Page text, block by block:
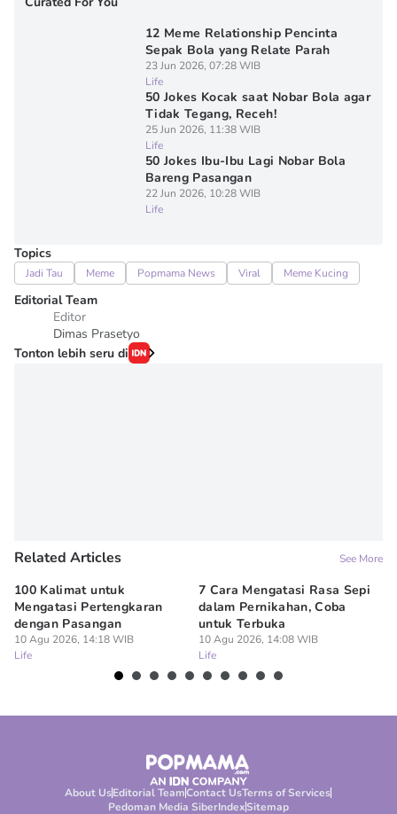
12 Meme Relationship Pencinta
Sepak Bola yang Relate Parah
23 Jun 2026, 07:28 WIB
Life
50 Jokes Kocak saat Nobar Bola agar
Tidak Tegang, Receh!
25 Jun 2026, 11:38 WIB
Life
50 Jokes Ibu-Ibu Lagi Nobar Bola
Bareng Pasangan
22 Jun 2026, 10:28 WIB
Life
Topics
Jadi Tau Meme Popmama News Viral Meme Kucing
Editorial Team
Editor
Dimas Prasetyo
Tonton lebih seru di
Related Articles See More
100 Kalimat untuk
Mengatasi Pertengkaran
dengan Pasangan
10 Agu 2026, 14:18 WIB
Life
7 Cara Mengatasi Rasa Sepi
dalam Pernikahan, Coba
untuk Terbuka
10 Agu 2026, 14:08 WIB
Life
About UsEditorial TeamContact UsTerms of Services
Pedoman Media SiberIndexSitemap